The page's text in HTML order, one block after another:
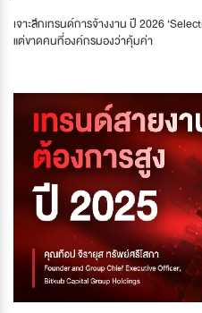
เจาะลึกเทรนด์การจ้างงาน ปี 2026
แต่ขาดคนที่องค์กรมองว่าคุ้มค่า